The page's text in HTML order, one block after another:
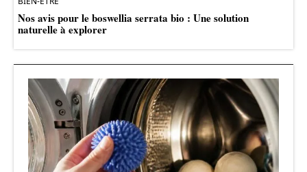
Nos avis pour le boswellia serrata bio : Une solution
naturelle à explorer